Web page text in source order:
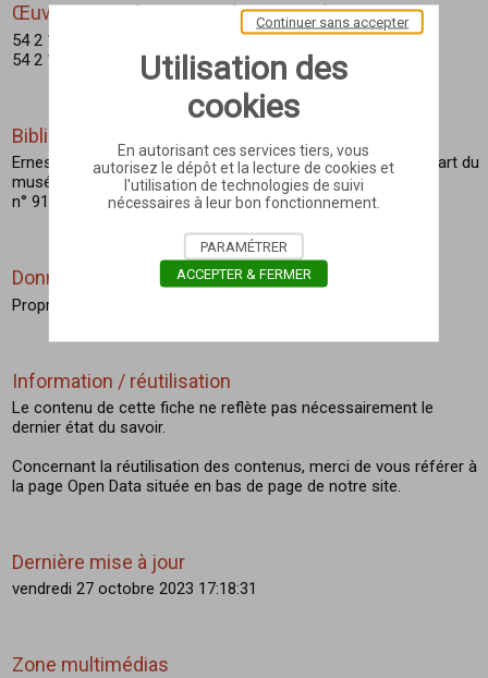
Œuvre associée conservée au musée
54 2 1 A Vierge foulant le dragon
54 2 1 B Dragon
Bibliographie
Ernest Roschach : Catalogue des antiquités et des objets d'art du
musée de Toulouse, Toulouse, impr. Viguier, 1865.
n° 911
Données patrimoniales
Propriété de la commune
Information / réutilisation
Le contenu de cette fiche ne reflète pas nécessairement le
dernier état du savoir.
Concernant la réutilisation des contenus, merci de vous référer à
la page Open Data située en bas de page de notre site.
Dernière mise à jour
vendredi 27 octobre 2023 17:18:31
Zone multimédias
Utilisation des
cookies
En autorisant ces services tiers, vous
autorisez le dépôt et la lecture de cookies et
l'utilisation de technologies de suivi
nécessaires à leur bon fonctionnement.
Continuer sans accepter
PARAMÉTRER
ACCEPTER & FERMER